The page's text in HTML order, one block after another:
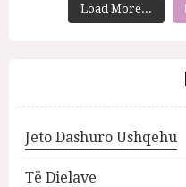
Load More...
Jeto Dashuro Ushqehu
Të Dielave